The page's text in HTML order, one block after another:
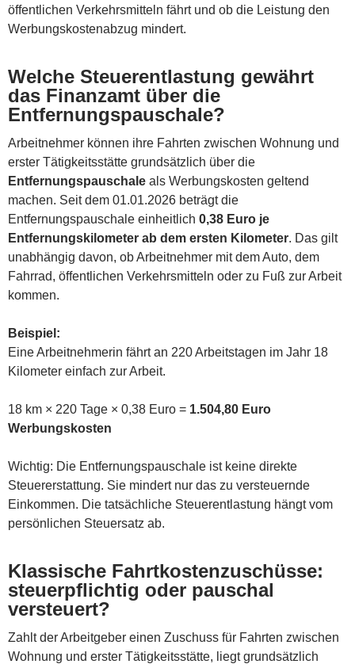
öffentlichen Verkehrsmitteln fährt und ob die Leistung den
Werbungskostenabzug mindert.
Welche Steuerentlastung gewährt
das Finanzamt über die
Entfernungspauschale?
Arbeitnehmer können ihre Fahrten zwischen Wohnung und
erster Tätigkeitsstätte grundsätzlich über die
Entfernungspauschale als Werbungskosten geltend
machen. Seit dem 01.01.2026 beträgt die
Entfernungspauschale einheitlich 0,38 Euro je
Entfernungskilometer ab dem ersten Kilometer. Das gilt
unabhängig davon, ob Arbeitnehmer mit dem Auto, dem
Fahrrad, öffentlichen Verkehrsmitteln oder zu Fuß zur Arbeit
kommen.
Beispiel:
Eine Arbeitnehmerin fährt an 220 Arbeitstagen im Jahr 18
Kilometer einfach zur Arbeit.
18 km × 220 Tage × 0,38 Euro = 1.504,80 Euro
Werbungskosten
Wichtig: Die Entfernungspauschale ist keine direkte
Steuererstattung. Sie mindert nur das zu versteuernde
Einkommen. Die tatsächliche Steuerentlastung hängt vom
persönlichen Steuersatz ab.
Klassische Fahrtkostenzuschüsse:
steuerpflichtig oder pauschal
versteuert?
Zahlt der Arbeitgeber einen Zuschuss für Fahrten zwischen
Wohnung und erster Tätigkeitsstätte, liegt grundsätzlich